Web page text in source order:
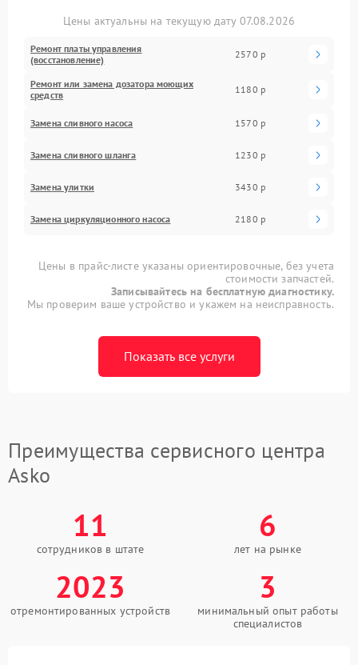
Цены актуальны на текущую дату 07.08.2026
Ремонт платы управления
(восстановление)
2570 р
Ремонт или замена дозатора моющих
средств
1180 р
Замена сливного насоса 1570 р
Замена сливного шланга 1230 р
Замена улитки 3430 р
Замена циркуляционного насоса 2180 р
Цены в прайс-листе указаны ориентировочные, без учета
стоимости запчастей.
Записывайтесь на бесплатную диагностику.
Мы проверим ваше устройство и укажем на неисправность.
Показать все услуги
Преимущества сервисного центра
Asko
11
сотрудников в штате
6
лет на рынке
2023
отремонтированных устройств
3
минимальный опыт работы
специалистов